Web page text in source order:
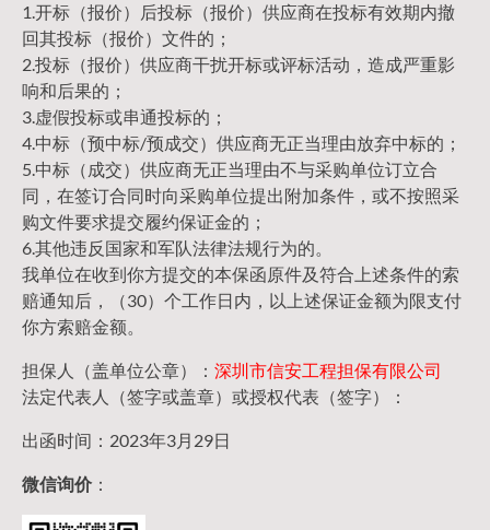
1.开标（报价）后投标（报价）供应商在投标有效期内撤
回其投标（报价）文件的；
2.投标（报价）供应商干扰开标或评标活动，造成严重影
响和后果的；
3.虚假投标或串通投标的；
4.中标（预中标/预成交）供应商无正当理由放弃中标的；
5.中标（成交）供应商无正当理由不与采购单位订立合
同，在签订合同时向采购单位提出附加条件，或不按照采
购文件要求提交履约保证金的；
6.其他违反国家和军队法律法规行为的。
我单位在收到你方提交的本保函原件及符合上述条件的索
赔通知后，（30）个工作日内，以上述保证金额为限支付
你方索赔金额。
担保人（盖单位公章）： 深圳市信安工程担保有限公司
法定代表人（签字或盖章）或授权代表（签字）：
出函时间：2023年3月29日
微信询价：